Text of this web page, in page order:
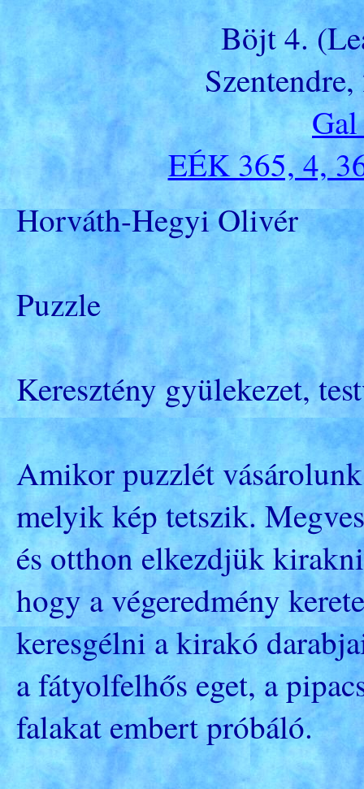
Böjt 4.
EÉK 365, 4,
Horváth-Hegyi Olivér
Puzzle
Keresztény gyülekezet,
Amikor puzzlét
melyik kép tetszik.
és otthon elkezdjük
hogy a végeredmény
keresgélni a kirakó
a fátyolfelhős eget, a
falakat embert próbáló.